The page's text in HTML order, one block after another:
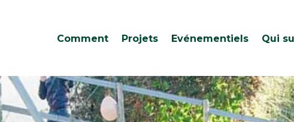
Comment Projets Evénementiels Qui